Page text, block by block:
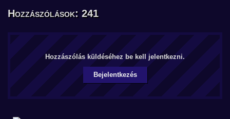
Hozzászólások: 241
Hozzászólás küldéséhez be kell jelentkezni.
Bejelentkezés